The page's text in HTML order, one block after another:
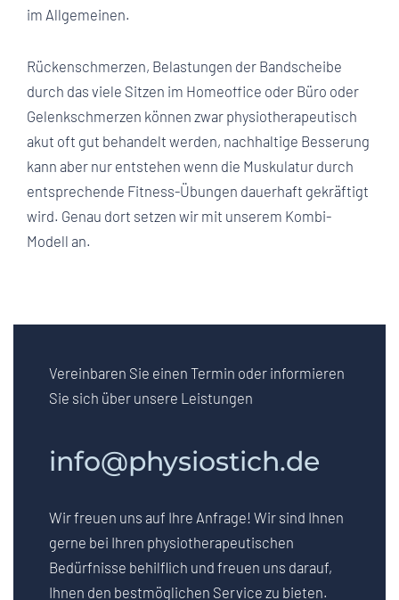
im Allgemeinen.
Rückenschmerzen, Belastungen der Bandscheibe
durch das viele Sitzen im Homeoffice oder Büro oder
Gelenkschmerzen können zwar physiotherapeutisch
akut oft gut behandelt werden, nachhaltige Besserung
kann aber nur entstehen wenn die Muskulatur durch
entsprechende Fitness-Übungen dauerhaft gekräftigt
wird. Genau dort setzen wir mit unserem Kombi-
Modell an.
Vereinbaren Sie einen Termin oder informieren
Sie sich über unsere Leistungen
info@physiostich.de
Wir freuen uns auf Ihre Anfrage! Wir sind Ihnen
gerne bei Ihren physiotherapeutischen
Bedürfnisse behilflich und freuen uns darauf,
Ihnen den bestmöglichen Service zu bieten.